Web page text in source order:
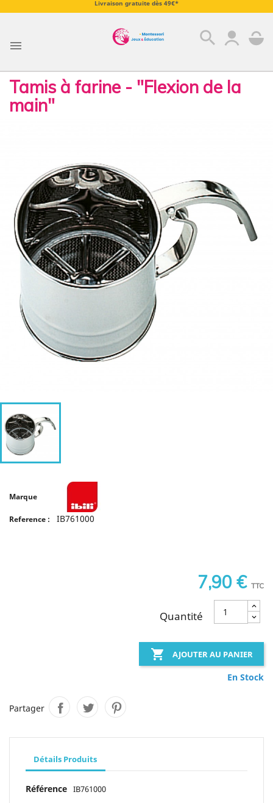
Livraison gratuite dès 49€*
 search
Tamis à farine - "Flexion de la
main"
Marque
Reference : IB761000
7,90 € TTC
Quantité
 AJOUTER AU PANIER
En Stock
Partager
Détails Produits
Référence IB761000